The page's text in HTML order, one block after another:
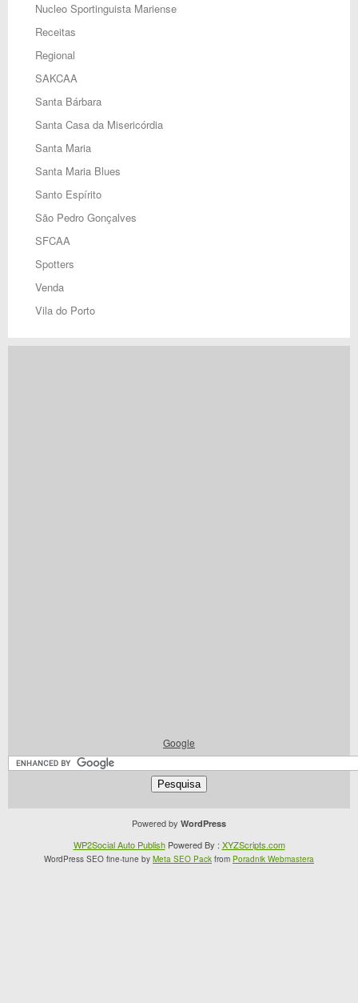
Nucleo Sportinguista Mariense
Receitas
Regional
SAKCAA
Santa Bárbara
Santa Casa da Misericórdia
Santa Maria
Santa Maria Blues
Santo Espírito
São Pedro Gonçalves
SFCAA
Spotters
Venda
Vila do Porto
Google
Powered by WordPress
WP2Social Auto PublishPowered By : XYZScripts.com
WordPress SEO fine-tune by Meta SEO Pack from Poradnik Webmastera